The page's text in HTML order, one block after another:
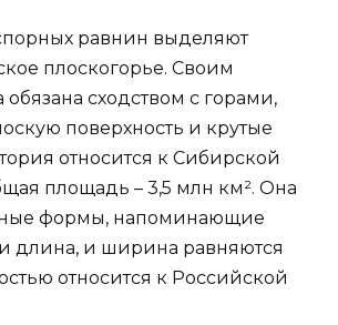
равнин выделяют
плоскогорье. Своим
сходством с горами,
поверхность и крутые
относится к Сибирской
площадь – 3,5 млн км². Она
формы, напоминающие
длина, и ширина равняются
относится к Российской